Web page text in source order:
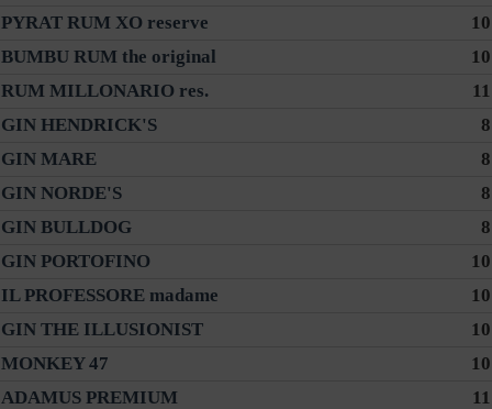
PYRAT RUM XO reserve
10
BUMBU RUM the original
10
RUM MILLONARIO res.
11
GIN HENDRICK'S
8
GIN MARE
8
GIN NORDE'S
8
GIN BULLDOG
8
GIN PORTOFINO
10
IL PROFESSORE madame
10
GIN THE ILLUSIONIST
10
MONKEY 47
10
ADAMUS PREMIUM
11